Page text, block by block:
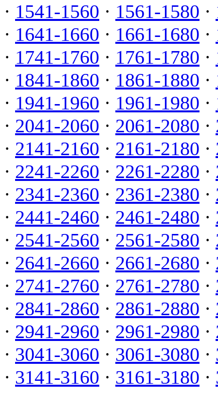
· 1541-1560 · 1561-1580 ·
· 1641-1660 · 1661-1680 ·
· 1741-1760 · 1761-1780 ·
· 1841-1860 · 1861-1880 ·
· 1941-1960 · 1961-1980 ·
· 2041-2060 · 2061-2080 ·
· 2141-2160 · 2161-2180 ·
· 2241-2260 · 2261-2280 ·
· 2341-2360 · 2361-2380 ·
· 2441-2460 · 2461-2480 ·
· 2541-2560 · 2561-2580 ·
· 2641-2660 · 2661-2680 ·
· 2741-2760 · 2761-2780 ·
· 2841-2860 · 2861-2880 ·
· 2941-2960 · 2961-2980 ·
· 3041-3060 · 3061-3080 ·
· 3141-3160 · 3161-3180 ·